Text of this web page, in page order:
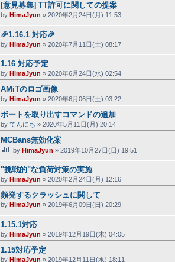
[意見募集] TT許可に関しての提案
by HimaJyun » 2020年2月24日(月) 11:53
🎉1.16.1 対応🎉
by HimaJyun » 2020年7月11日(土) 08:17
1.16 対応予定
by HimaJyun » 2020年6月24日(水) 02:54
AMiTのロゴ画像
by HimaJyun » 2020年6月06日(土) 03:22
ボートを取り出すコマンドの追加
by てんにち » 2020年5月11日(月) 20:14
MCBans無効化案
by HimaJyun » 2019年10月27日(日) 19:51
"挑戦的"な負荷対策の実施
by HimaJyun » 2020年2月24日(月) 12:16
頻発するクラッシュに関して
by HimaJyun » 2019年6月09日(日) 20:29
1.15.1対応
by HimaJyun » 2019年12月19日(木) 04:05
1.15対応予定
by HimaJyun » 2019年12月11日(水) 18:11